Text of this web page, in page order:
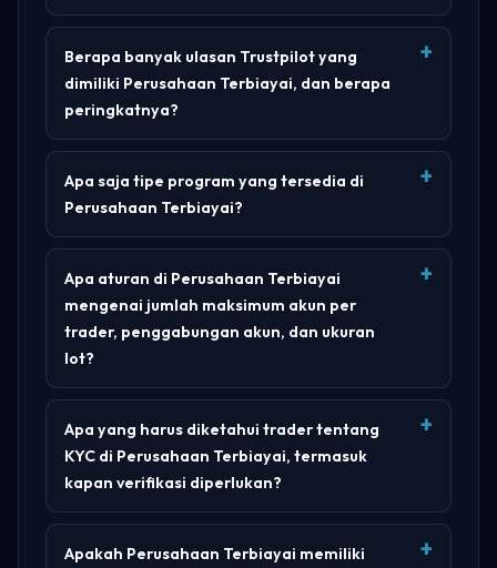
Berapa banyak ulasan Trustpilot yang
dimiliki Perusahaan Terbiayai, dan berapa
peringkatnya?
Apa saja tipe program yang tersedia di
Perusahaan Terbiayai?
Apa aturan di Perusahaan Terbiayai
mengenai jumlah maksimum akun per
trader, penggabungan akun, dan ukuran
lot?
Apa yang harus diketahui trader tentang
KYC di Perusahaan Terbiayai, termasuk
kapan verifikasi diperlukan?
Apakah Perusahaan Terbiayai memiliki